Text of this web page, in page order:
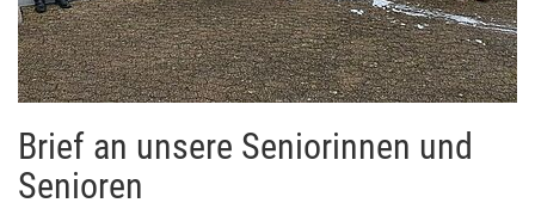
Brief an unsere Seniorinnen und
Senioren